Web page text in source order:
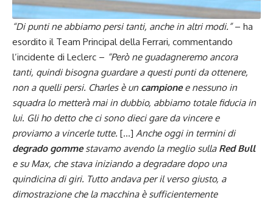
“Di punti ne abbiamo persi tanti, anche in altri modi.”– ha
esordito il Team Principal della Ferrari, commentando
l’incidente di Leclerc – “Però ne guadagneremo ancora
tanti, quindi bisogna guardare a questi punti da ottenere,
non a quelli persi. Charles è un campionee nessuno in
squadra lo metterà mai in dubbio, abbiamo totale fiducia in
lui. Gli ho detto che ci sono dieci gare da vincere e
proviamo a vincerle tutte. […] Anche oggi in termini di
degrado gommestavamo avendo la meglio sulla Red Bull
e suMax, che stava iniziando a degradare dopo una
quindicina di giri. Tutto andava per il verso giusto, a
dimostrazione che la macchina è sufficientemente